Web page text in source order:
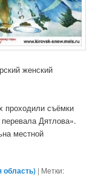
женский
проходили съёмки
Дятлова».
местной
область) | Метки: